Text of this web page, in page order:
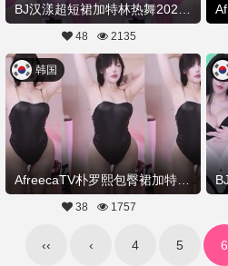
48 2135
韩国
38 1757
‹‹ ‹ 4 5 6